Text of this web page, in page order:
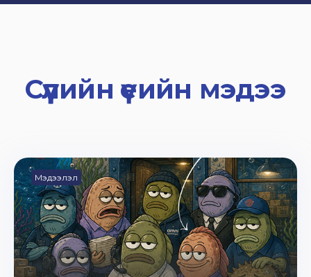
Сүүлийн үеийн мэдээ
Мэдээлэл